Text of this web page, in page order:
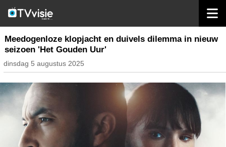
nieuws nederland
Meedogenloze klopjacht en duivels dilemma in nieuw
seizoen 'Het Gouden Uur'
dinsdag 5 augustus 2025